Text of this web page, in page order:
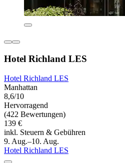
Hotel Richland LES
Hotel Richland LES
Manhattan
8,6/10
Hervorragend
(422 Bewertungen)
139 €
inkl. Steuern & Gebühren
9. Aug.–10. Aug.
Hotel Richland LES